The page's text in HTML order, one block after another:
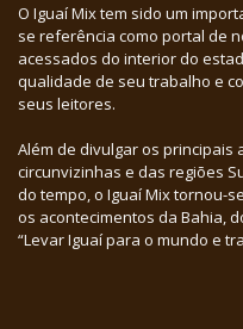
O Iguaí Mix tem sido um
se referência como portal de
acessados do interior do
qualidade de seu trabalho e
seus leitores.
Além de divulgar os principais
circunvizinhas e das regiões
do tempo, o Iguaí Mix tornou-
os acontecimentos da Bahia,
“Levar Iguaí para o mundo e